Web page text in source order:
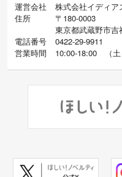
運営会社
株式会社イディア
住所
〒180-0003
東京都武蔵野市吉
電話番号
0422-29-9911
営業時間
10:00-18:00 （土